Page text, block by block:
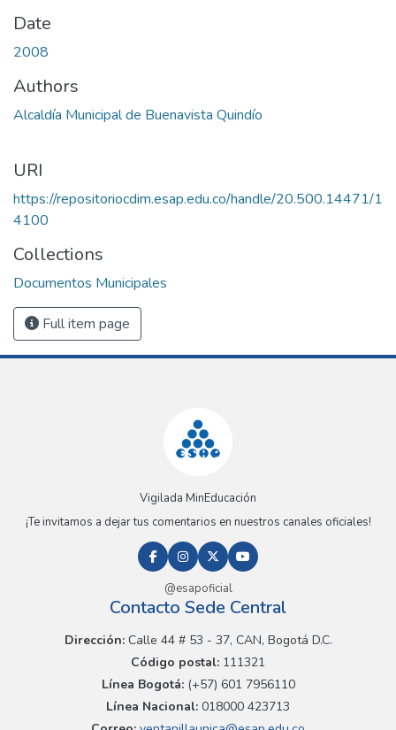
Date
2008
Authors
Alcaldía Municipal de Buenavista Quindío
URI
https://repositoriocdim.esap.edu.co/handle/20.500.14471/1
4100
Collections
Documentos Municipales
Full item page
Vigilada MinEducación
¡Te invitamos a dejar tus comentarios en nuestros canales oficiales!
@esapoficial
Contacto Sede Central
Dirección:Calle 44 # 53 - 37, CAN, Bogotá D.C.
Código postal: 111321
Línea Bogotá:(+57) 601 7956110
Línea Nacional: 018000 423713